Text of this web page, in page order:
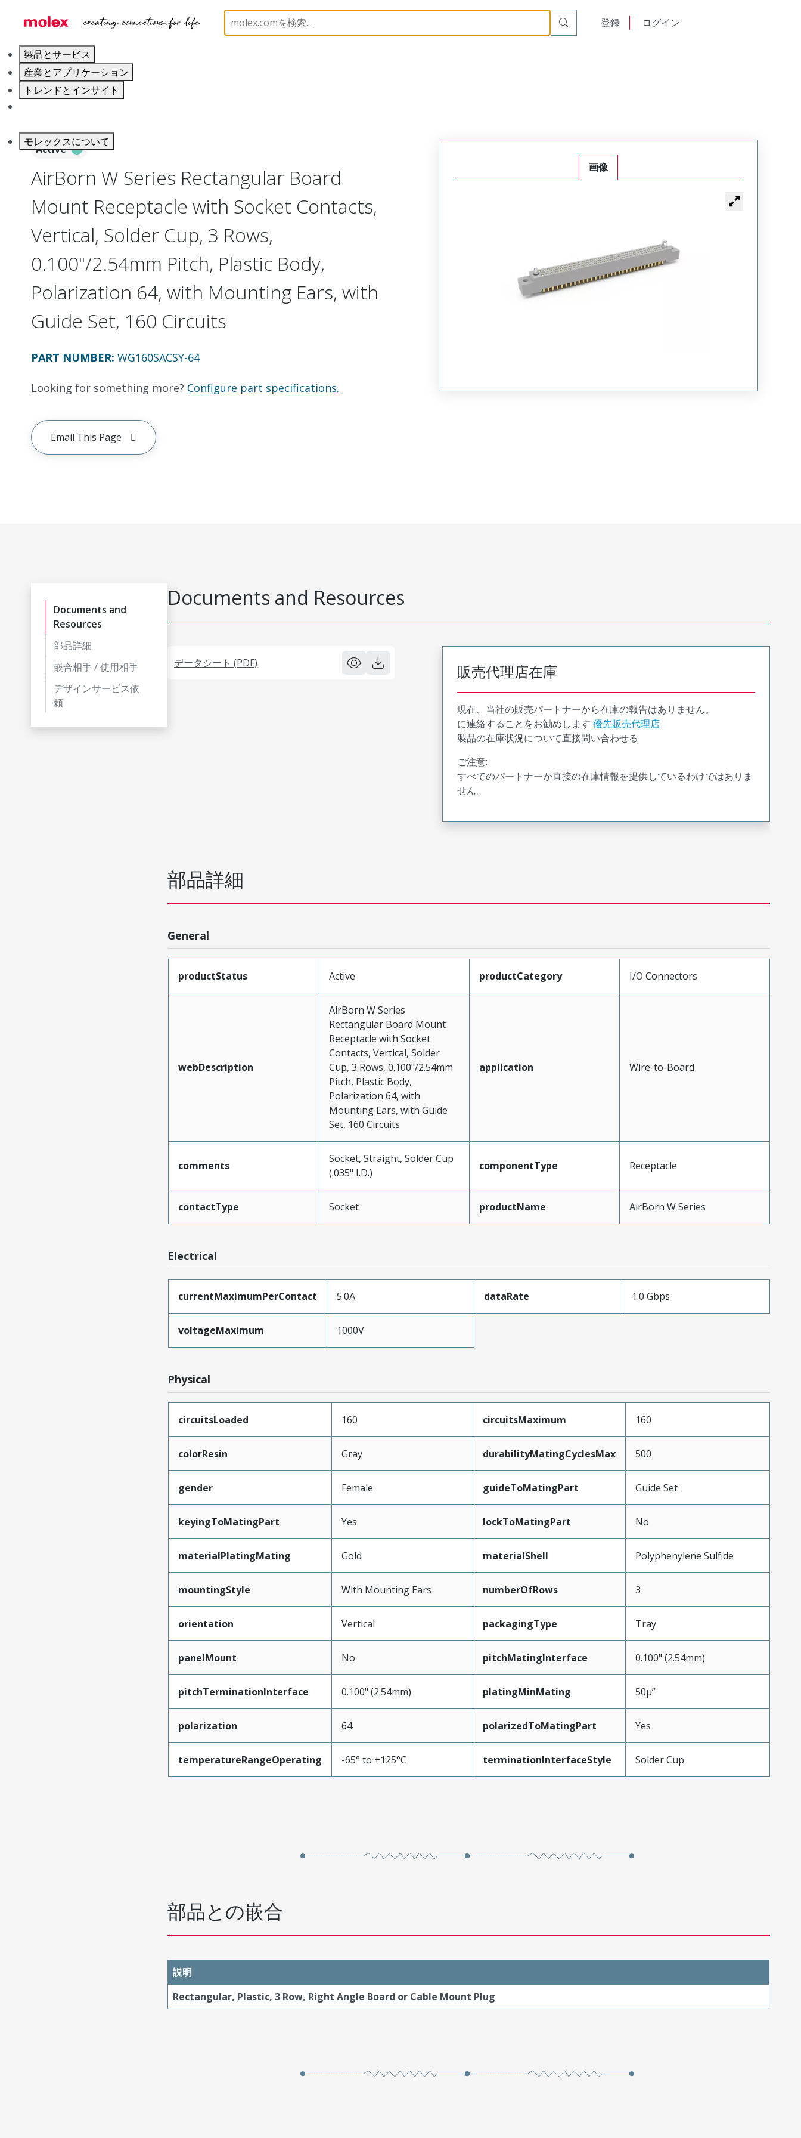
登録 ログイン
製品とサービス
産業とアプリケーション
トレンドとインサイト
モレックスについて
Rectangular, Plastic, 3 Row, Vertical/Right Angle Board or Cable Mount Receptacle
Active
AirBorn W Series Rectangular Board
Mount Receptacle with Socket Contacts,
Vertical, Solder Cup, 3 Rows,
0.100"/2.54mm Pitch, Plastic Body,
Polarization 64, with Mounting Ears, with
Guide Set, 160 Circuits
PART NUMBER: WG160SACSY-64
Looking for something more? Configure part specifications.
Email This Page
画像
Documents and
Resources
部品詳細
嵌合相手 / 使用相手
デザインサービス依
頼
Documents and Resources
データシート (PDF) 販売代理店在庫
現在、当社の販売パートナーから在庫の報告はありません。
に連絡することをお勧めします 優先販売代理店
製品の在庫状況について直接問い合わせる
ご注意:
すべてのパートナーが直接の在庫情報を提供しているわけではありま
せん。
部品詳細
General
productStatus Active productCategory I/O Connectors
webDescription
AirBorn W Series
Rectangular Board Mount
Receptacle with Socket
Contacts, Vertical, Solder
Cup, 3 Rows, 0.100"/2.54mm
Pitch, Plastic Body,
Polarization 64, with
Mounting Ears, with Guide
Set, 160 Circuits
application Wire-to-Board
comments
Socket, Straight, Solder Cup
(.035" I.D.)
componentType Receptacle
contactType Socket productName AirBorn W Series
Electrical
currentMaximumPerContact 5.0A dataRate 1.0 Gbps
voltageMaximum 1000V
Physical
circuitsLoaded 160 circuitsMaximum 160
colorResin Gray durabilityMatingCyclesMax 500
gender Female guideToMatingPart Guide Set
keyingToMatingPart Yes lockToMatingPart No
materialPlatingMating Gold materialShell Polyphenylene Sulfide
mountingStyle With Mounting Ears numberOfRows 3
orientation Vertical packagingType Tray
panelMount No pitchMatingInterface 0.100" (2.54mm)
pitchTerminationInterface 0.100" (2.54mm) platingMinMating 50µ”
polarization 64 polarizedToMatingPart Yes
temperatureRangeOperating -65° to +125°C terminationInterfaceStyle Solder Cup
部品との嵌合
説明
Rectangular, Plastic, 3 Row, Right Angle Board or Cable Mount Plug